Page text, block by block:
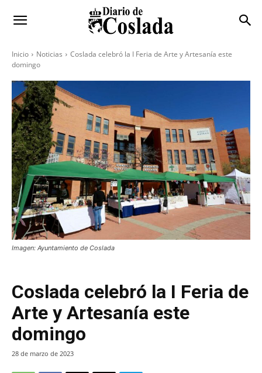
Inicio Noticias
Coslada celebró la I Feria de Arte y Artesanía este
domingo
Imagen: Ayuntamiento de Coslada
Coslada celebró la I Feria de
Arte y Artesanía este
domingo
28 de marzo de 2023